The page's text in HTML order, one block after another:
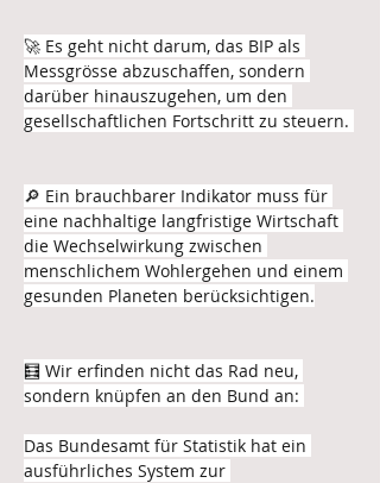
🚀 Es geht nicht darum, das BIP als
Messgrösse abzuschaffen, sondern
darüber hinauszugehen, um den
gesellschaftlichen Fortschritt zu steuern.
🔎 Ein brauchbarer Indikator muss für
eine nachhaltige langfristige Wirtschaft
die Wechselwirkung zwischen
menschlichem Wohlergehen und einem
gesunden Planeten berücksichtigen.
🧮 Wir erfinden nicht das Rad neu,
sondern knüpfen an den Bund an:
Das Bundesamt für Statistik hat ein
ausführliches System zur